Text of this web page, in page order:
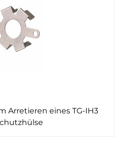
Arretieren eines TG-IH3